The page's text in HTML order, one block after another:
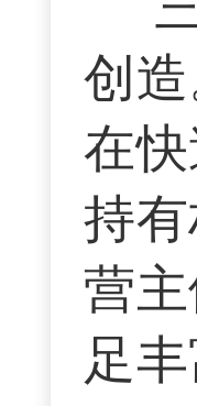
创
在
持
营
足